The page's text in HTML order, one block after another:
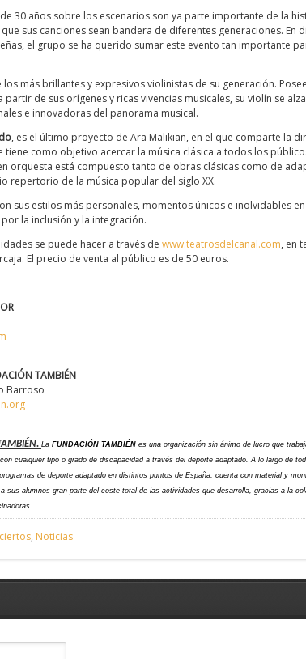
30 años sobre los escenarios son ya parte importante de la
sus canciones sean bandera de diferentes generaciones. En
el grupo se ha querido sumar este evento tan importante
los más brillantes y expresivos violinistas de su generación.
de sus orígenes y ricas vivencias musicales, su violín se
e innovadoras del panorama musical.
, es el último proyecto de Ara Malikian, en el que comparte la
tiene como objetivo acercar la música clásica a todos los
orquesta está compuesto tanto de obras clásicas como de
repertorio de la música popular del siglo XX.
sus estilos más personales, momentos únicos e inolvidables
la inclusión y la integración.
se puede hacer a través de www.teatrosdelcanal.com, en
El precio de venta al público es de 50 euros.
TAMBIÉN
Barroso
La FUNDACIÓN TAMBIÉN es una organización sin ánimo de lucro que
cualquier tipo o grado de discapacidad a través del deporte adaptado. A lo largo de
de deporte adaptado en distintos puntos de España, cuenta con material y
sus alumnos gran parte del coste total de las actividades que desarrolla, gracias a la
, Noticias